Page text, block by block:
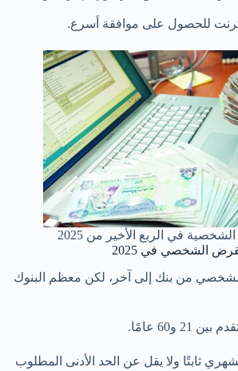
للحصول على موافقة أسرع.
في الربع الأخير من 2025
الشخصي في 2025
من بنك إلى آخر، لكن معظم البنوك
و60 عامًا.
ثابتًا ولا يقل عن الحد الأدنى المطلوب